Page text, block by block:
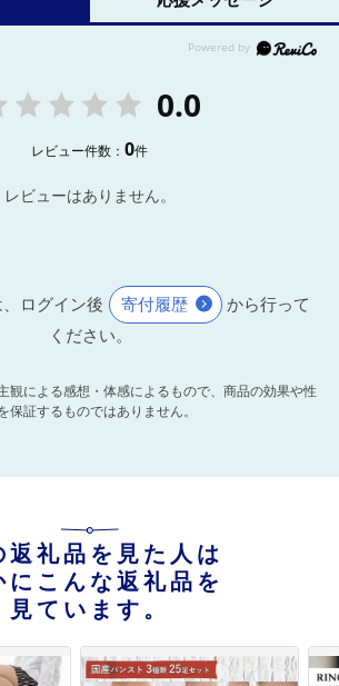
0.0
レビュー件数：0件
レビューはありません。
ログイン後 寄付履歴
から行って
ください。
観による感想・体感によるもので、商品の効果や性
保証するものではありません。
返礼品を見た人は
にこんな返礼品を
見ています。